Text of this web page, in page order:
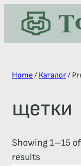
Home/ Каталог/
щетки
Showing 1–15
results